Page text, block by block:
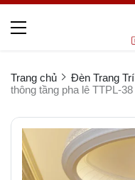
Trang chủ Đèn Trang Trí
thông tầng pha lê TTPL-38